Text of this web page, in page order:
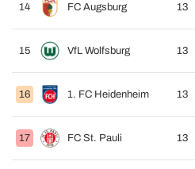
14 FC Augsburg 13
15 VfL Wolfsburg 13
16 1. FC Heidenheim 13
17 FC St. Pauli 13